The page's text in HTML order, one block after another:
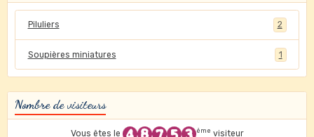
Piluliers 2
Soupières miniatures 1
Nombre de visiteurs
Vous êtes le ème visiteur